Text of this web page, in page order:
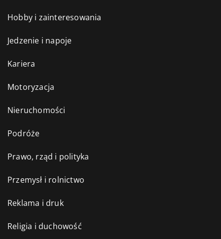
Hobby i zainteresowania
Jedzenie i napoje
Kariera
Motoryzacja
Nieruchomości
Podróże
Prawo, rząd i polityka
Przemysł i rolnictwo
Reklama i druk
Religia i duchowość